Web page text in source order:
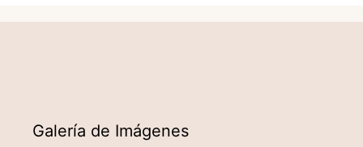
Galería de Imágenes